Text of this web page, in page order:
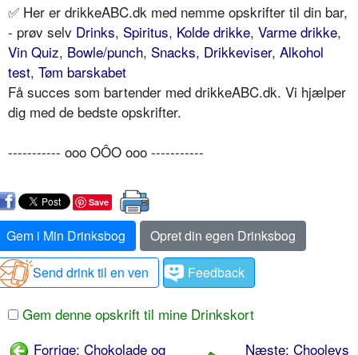
✅ Her er drikkeABC.dk med nemme opskrifter til din bar,
- prøv selv Drinks, Spiritus, Kolde drikke, Varme drikke,
Vin Quiz, Bowle/punch, Snacks, Drikkeviser, Alkohol
test, Tøm barskabet
Få succes som bartender med drikkeABC.dk. Vi hjælper
dig med de bedste opskrifter.
----------- ooo OÔO ooo -----------
Save
Gem i Min Drinksbog
Opret din egen Drinksbog
Send drink til en ven
Feedback
Gem denne opskrift til mine Drinkskort
Forrige: Chokolade og
Næste: Chooleys